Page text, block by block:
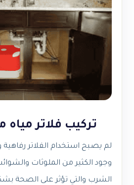
تركيب فلاتر مياه
لم يصبح استخدام الفلاتر رفاهية وخاصة في ظل
وجود الكثير من الملوثات
الشرب والتي تؤثر على الصحة